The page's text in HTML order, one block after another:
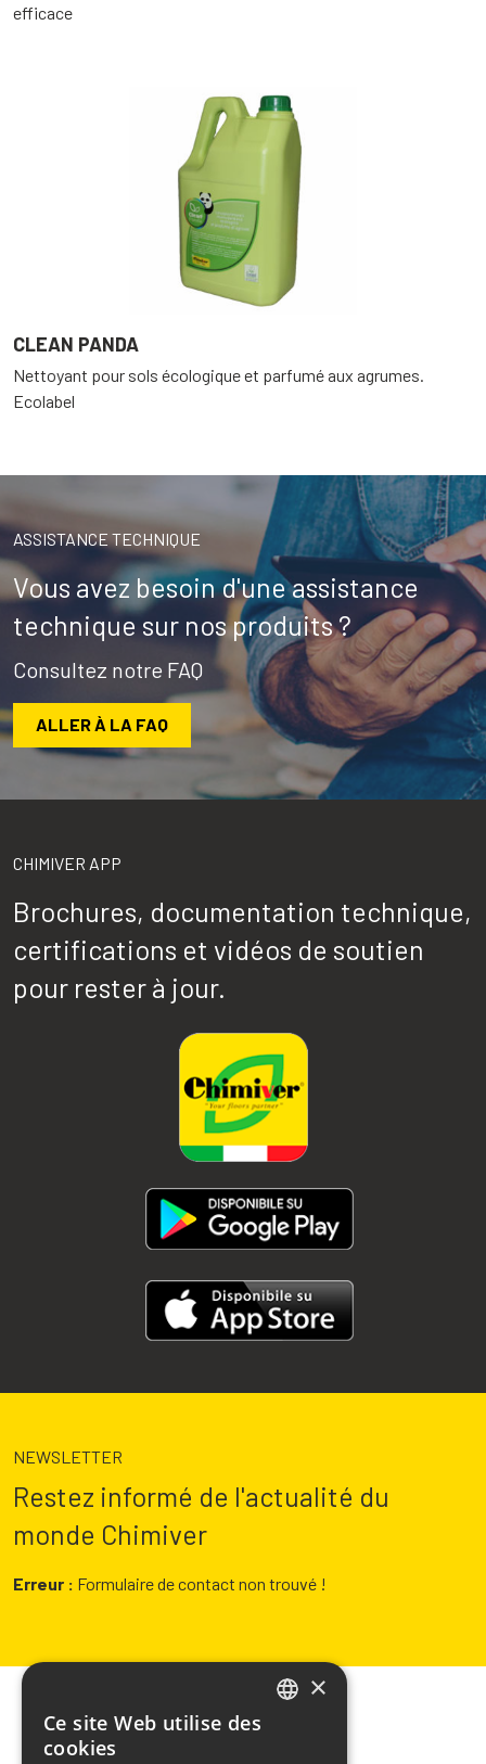
efficace
CLEAN PANDA
Nettoyant pour sols écologique et parfumé aux agrumes.
Ecolabel
ASSISTANCE TECHNIQUE
Vous avez besoin d'une assistance
technique sur nos produits ?
Consultez notre FAQ
ALLER À LA FAQ
CHIMIVER APP
Brochures, documentation technique,
certifications et vidéos de soutien
pour rester à jour.
NEWSLETTER
Restez informé de l'actualité du
monde Chimiver
Erreur : Formulaire de contact non trouvé !
×
Ce site Web utilise des
cookies